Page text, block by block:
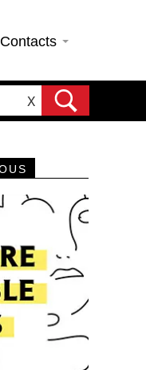
Contacts
X